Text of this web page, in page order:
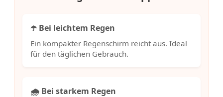
☂️ Bei leichtem Regen
Ein kompakter Regenschirm reicht aus. Ideal
für den täglichen Gebrauch.
🌧️ Bei starkem Regen